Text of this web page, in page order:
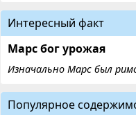
Интересный факт
Марс бог урожая
Изначально Марс был
Популярное